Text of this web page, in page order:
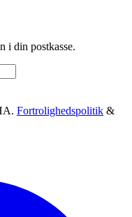
i din postkasse.
Fortrolighedspolitik &